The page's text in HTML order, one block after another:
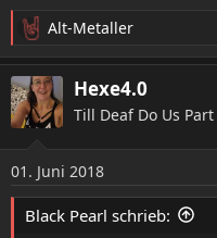
R
e
a
k
t
n
e
n
Alt-Metaller
Hexe4.0
Till Deaf Do Us Part
01. Juni 2018
Black Pearl schrieb: